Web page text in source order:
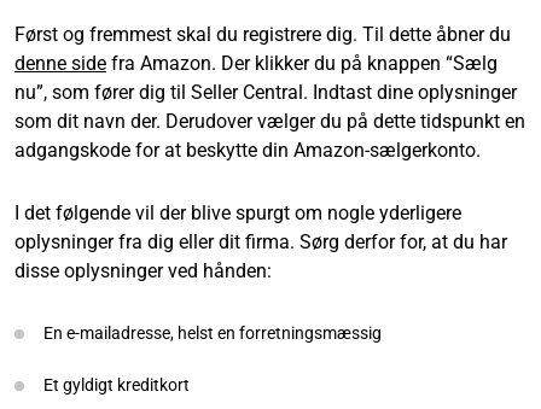
Først og fremmest skal du registrere dig. Til dette åbner du
denne side fra Amazon. Der klikker du på knappen “Sælg
nu”, som fører dig til Seller Central. Indtast dine oplysninger
som dit navn der. Derudover vælger du på dette tidspunkt en
adgangskode for at beskytte din Amazon-sælgerkonto.
I det følgende vil der blive spurgt om nogle yderligere
oplysninger fra dig eller dit firma. Sørg derfor for, at du har
disse oplysninger ved hånden:
En e-mailadresse, helst en forretningsmæssig
Et gyldigt kreditkort